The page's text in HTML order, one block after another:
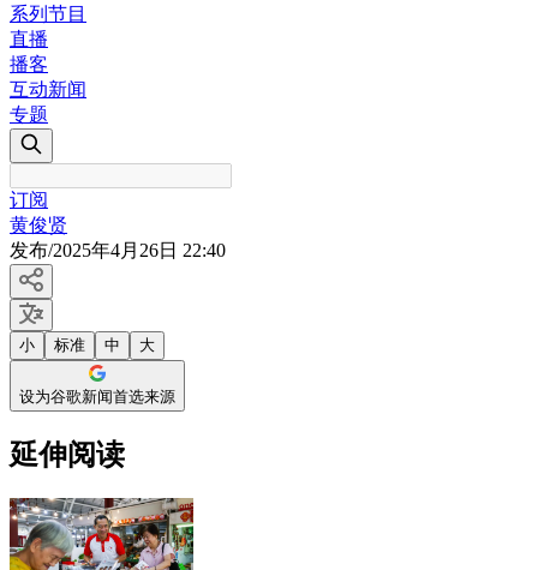
系列节目
直播
播客
互动新闻
专题
订阅
黄俊贤
发布/2025年4月26日 22:40
小 标准 中 大
设为谷歌新闻首选来源
延伸阅读